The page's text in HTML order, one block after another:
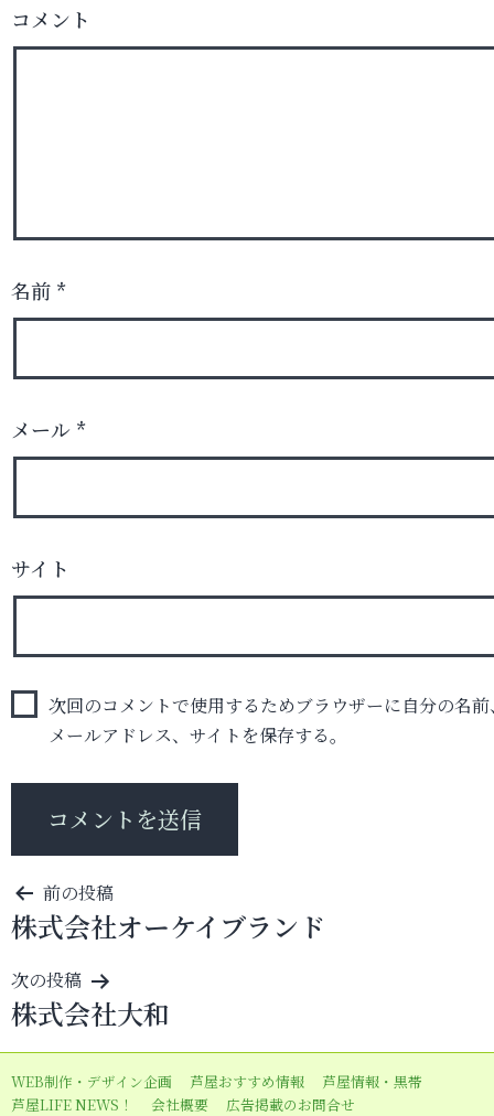
コメント
名前 *
メール *
サイト
次回のコメントで使用するためブラウザーに自分の名前
メールアドレス、サイトを保存する。
投
稿
ナ
ビ
ゲ
ー
シ
前の投稿
株式会社オーケイブランド
次の投稿
株式会社大和
WEB制作・デザイン企画 芦屋おすすめ情報
芦屋情報・黒帯
芦屋LIFE NEWS！
会社概要 広告掲載のお問合せ